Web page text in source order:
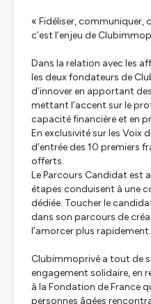
« Fidéliser, communiquer,
c’est l’enjeu de
Dans la relation avec les
les deux fondateurs de
d’innover en apportant
mettant l’accent sur le
capacité financière et en
En exclusivité sur les Voix
d’entrée des 10 premiers
offerts.
Le Parcours Candidat est
étapes conduisent à une
dédiée. Toucher le
dans son parcours de
l’amorcer plus rapidement.
Clubimmoprivé a tout de
engagement solidaire, en
à la Fondation de France
personnes âgées